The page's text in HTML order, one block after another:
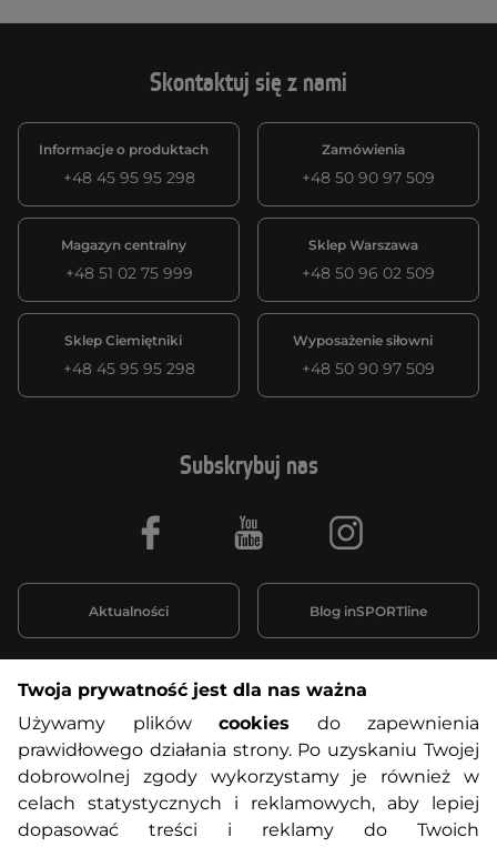
Skontaktuj się z nami
Informacje o produktach
+48 45 95 95 298
Zamówienia
+48 50 90 97 509
Magazyn centralny
+48 51 02 75 999
Sklep Warszawa
+48 50 96 02 509
Sklep Ciemiętniki
+48 45 95 95 298
Wyposażenie siłowni
+48 50 90 97 509
Informacje o zakupach
O nas Regulamin sklepu
Polityka prywatności Koszty przesyłek
Subskrybuj nas
Aktualności Blog inSPORTline
Facebook Youtube Instagram
Twoja prywatność jest dla nas ważna
Używamy plików cookies do zapewnienia
prawidłowego działania strony. Po uzyskaniu Twojej
dobrowolnej zgody wykorzystamy je również w
celach statystycznych i reklamowych, aby lepiej
dopasować treści i reklamy do Twoich